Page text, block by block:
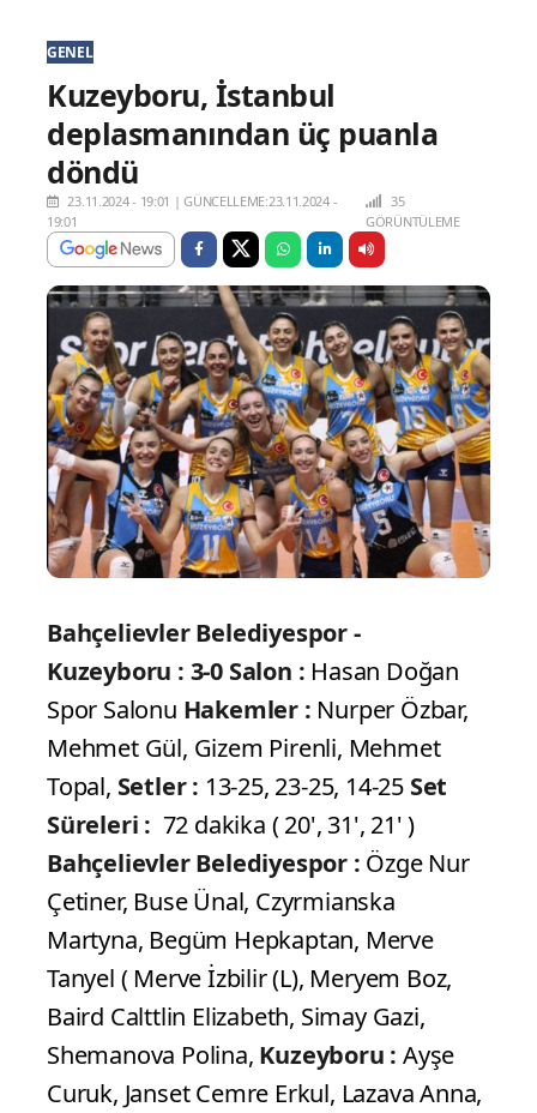
GENEL
Kuzeyboru, İstanbul
deplasmanından üç puanla
döndü
23.11.2024 - 19:01 |GÜNCELLEME:23.11.2024 -
19:01
35
GÖRÜNTÜLEME
Bahçelievler Belediyespor -
Kuzeyboru : 3-0 Salon : Hasan Doğan
Spor Salonu Hakemler : Nurper Özbar,
Mehmet Gül, Gizem Pirenli, Mehmet
Topal, Setler : 13-25, 23-25, 14-25 Set
Süreleri : 72 dakika ( 20', 31', 21' )
Bahçelievler Belediyespor : Özge Nur
Çetiner, Buse Ünal, Czyrmianska
Martyna, Begüm Hepkaptan, Merve
Tanyel ( Merve İzbilir (L), Meryem Boz,
Baird Calttlin Elizabeth, Simay Gazi,
Shemanova Polina, Kuzeyboru :Ayşe
Curuk, Janset Cemre Erkul, Lazava Anna,